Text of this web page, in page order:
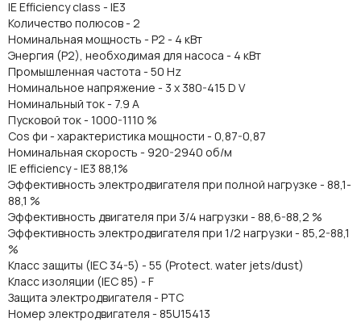
IE Efficiency class - IE3
Количество полюсов - 2
Номинальная мощность - P2 - 4 кВт
Энергия (Р2), необходимая для насоса - 4 кВт
Промышленная частота - 50 Hz
Номинальное напряжение - 3 x 380-415 D V
Номинальный ток - 7.9 A
Пусковой ток - 1000-1110 %
Cos фи - характеристика мощности - 0,87-0,87
Номинальная скорость - 920-2940 об/м
IE efficiency - IE3 88,1%
Эффективность электродвигателя при полной нагрузке - 88,1-
88,1 %
Эффективность двигателя при 3/4 нагрузки - 88,6-88,2 %
Эффективность электродвигателя при 1/2 нагрузки - 85,2-88,1
%
Класс защиты (IEC 34-5) - 55 (Protect. water jets/dust)
Класс изоляции (IEC 85) - F
Защита электродвигателя - PTC
Номер электродвигателя - 85U15413